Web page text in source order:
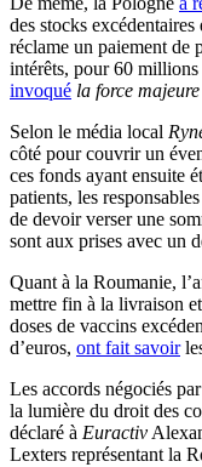
des stocks
réclame un paiement de
intérêts, pour 60
invoqué la force majeure
Selon le média local
côté pour couvrir un
ces fonds ayant ensuite
patients, les
de devoir verserune
sont aux prises avec un
Quant à la Roumanie,
mettre fin à la livraison
doses de vaccins
d’euros, ont fait savoir
Les accords négociés
la lumière du droit des
déclaré à Euractiv
Lexters représentant la